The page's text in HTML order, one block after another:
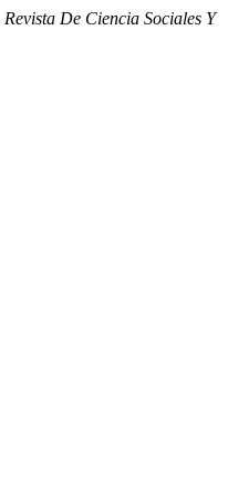
Revista De Ciencia Sociales Y